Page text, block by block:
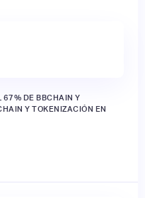
67% DE BBCHAIN Y
Y TOKENIZACIÓN EN